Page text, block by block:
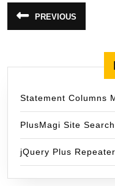
แนะแนว
เรื่อง
PREVIOUS
post:
Statement Columns
PlusMagi Site Search
jQuery Plus Repeater